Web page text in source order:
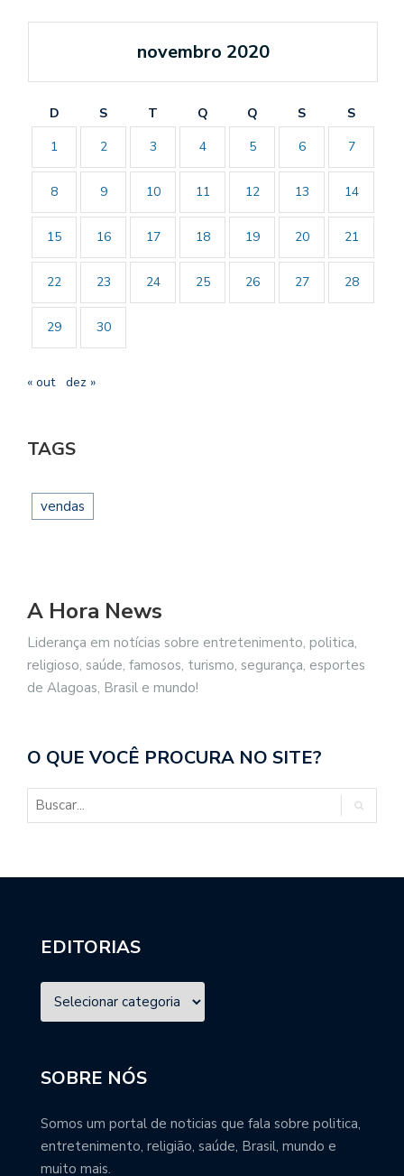
novembro 2020
D S T Q Q S
S
1
2 3 4 5 6 7
8 9 10 11 12 13 14
15 16 17 18 19 20 21
22 23 24 25 26 27 28
29 30
« out dez »
TAGS
vendas
A Hora News
Liderança em notícias sobre entretenimento, politica,
religioso, saúde, famosos, turismo, segurança, esportes
de Alagoas, Brasil e mundo!
O QUE VOCÊ PROCURA NO SITE?
EDITORIAS
SOBRE NÓS
Somos um portal de noticias que fala sobre politica,
entretenimento, religião, saúde, Brasil, mundo e
muito mais.